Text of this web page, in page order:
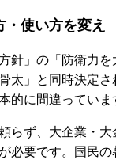
・使い方を変え
針」の「防衛力を
太」と同時決定
的に間違っていま
らず、大企業・大
必要です。国民